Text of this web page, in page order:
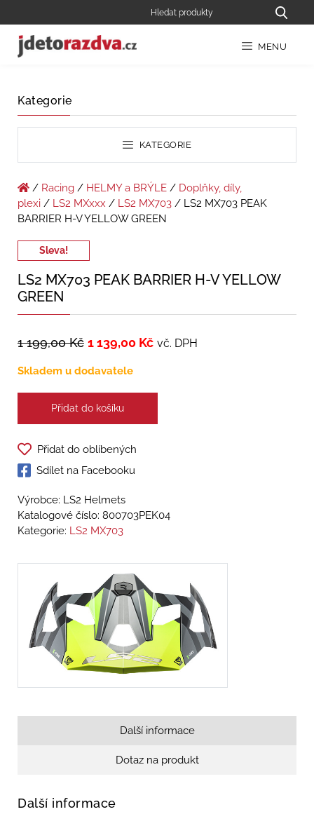
MENU
Kategorie
KATEGORIE
/ Racing / HELMY a BRÝLE / Doplňky, díly,
plexi / LS2 MXxxx / LS2 MX703 / LS2 MX703 PEAK
BARRIER H-V YELLOW GREEN
Sleva!
LS2 MX703 PEAK BARRIER H-V YELLOW
GREEN
1 199,00Kč 1 139,00 Kč vč. DPH
Skladem u dodavatele
Přidat do košíku
Přidat do oblíbených
Sdílet na Facebooku
Výrobce: LS2 Helmets
Katalogové číslo: 800703PEK04
Kategorie: LS2 MX703
Další informace
Dotaz na produkt
Další informace